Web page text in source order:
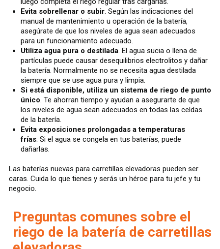
Evita sobrellenar o subir. Según las indicaciones del
manual de mantenimiento u operación de la batería,
asegúrate de que los niveles de agua sean adecuados
para un funcionamiento adecuado.
Utiliza agua pura o destilada. El agua sucia o llena de
partículas puede causar desequilibrios electrolitos y dañar
la batería. Normalmente no se necesita agua destilada
siempre que se use agua pura y limpia.
Si está disponible, utiliza un sistema de riego de punto
único. Te ahorran tiempo y ayudan a asegurarte de que
los niveles de agua sean adecuados en todas las celdas
de la batería.
Evita exposiciones prolongadas a temperaturas
frías. Si el agua se congela en tus baterías, puede
dañarlas.
Las baterías nuevas para carretillas elevadoras pueden ser
caras. Cuida lo que tienes y serás un héroe para tu jefe y tu
negocio.
Preguntas comunes sobre el
riego de la batería de carretillas